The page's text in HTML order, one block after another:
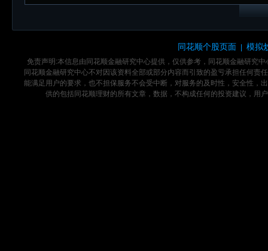
同花顺个股页面 模拟
免责声明:本信息由同花顺金融研究中心提供，仅供参考，同花顺金融研究
同花顺金融研究中心不对因该资料全部或部分内容而引致的盈亏承担任何
能满足用户的要求，也不担保服务不会受中断，对服务的及时性，安全性，
供的包括同花顺理财的所有文章，数据，不构成任何的投资建议，用